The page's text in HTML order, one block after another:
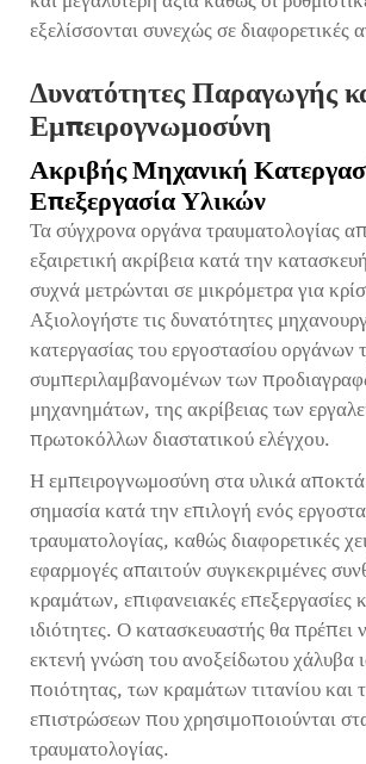
εξελίσσονται συνεχώς σε διαφορετικές
Δυνατότητες Παραγωγής
Εμπειρογνωμοσύνη
Ακριβής Μηχανική
Επεξεργασία Υλικών
Τα σύγχρονα οργάνα τραυματολογίας
εξαιρετική ακρίβεια κατά την
συχνά μετρώνται σε μικρόμετρα για
Αξιολογήστε τις δυνατότητες
κατεργασίας του εργοστασίου οργάνων
συμπεριλαμβανομένων των
μηχανημάτων, της ακρίβειας των
πρωτοκόλλων διαστατικού ελέγχου.
Η εμπειρογνωμοσύνη στα υλικά αποκτά
σημασία κατά την επιλογή ενός
τραυματολογίας, καθώς διαφορετικές
εφαρμογές απαιτούν συγκεκριμένες
κραμάτων, επιφανειακές επεξεργασίες
ιδιότητες. Ο κατασκευαστής θα πρέπει
εκτενή γνώση του ανοξείδωτου χάλυβα
ποιότητας, των κραμάτων τιτανίου και
επιστρώσεων που χρησιμοποιούνται
τραυματολογίας.